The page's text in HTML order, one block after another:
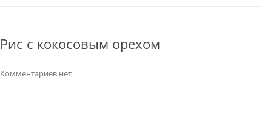
Рис с кокосовым орехом
Комментариев нет